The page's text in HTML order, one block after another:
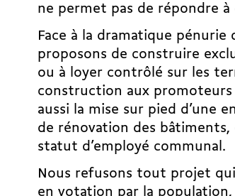
ne permet pas de répondre à
Face à la dramatique
proposons de construire
ou à loyer contrôlé sur les
construction aux promoteurs
aussi la mise sur pied d’une
de rénovation des
statut d’employé communal.
Nous refusons tout projet
en votation par la population,